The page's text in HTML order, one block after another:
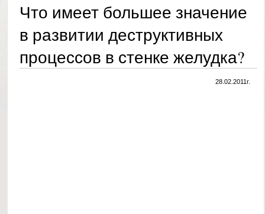
Что имеет большее значение
в развитии деструктивных
процессов в стенке желудка?
28.02.2011г.